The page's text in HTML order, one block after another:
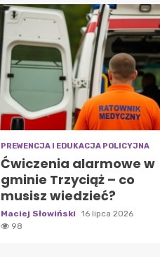
PREWENCJA I EDUKACJA POLICYJNA
Ćwiczenia alarmowe w
gminie Trzyciąż – co
musisz wiedzieć?
Maciej Słowiński
16 lipca 2026
98